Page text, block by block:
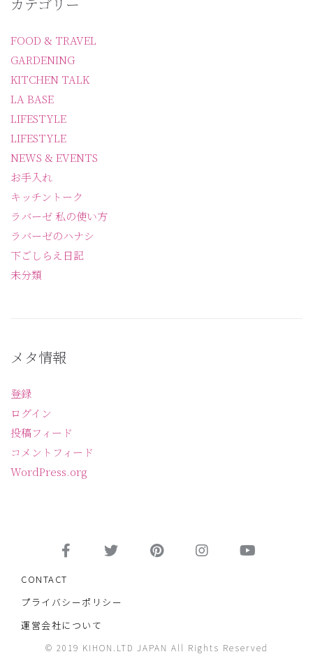
FOOD & TRAVEL
GARDENING
KITCHEN TALK
LA BASE
LIFESTYLE
LIFESTYLE
NEWS & EVENTS
お手入れ
キッチントーク
ラバーゼ 私の使い方
ラバーゼのハナシ
下ごしらえ日記
未分類
メタ情報
登録
ログイン
投稿フィード
コメントフィード
WordPress.org
CONTACT
プライバシーポリシー
運営会社について
© 2019 KIHON.LTD JAPAN All Rights Reserved